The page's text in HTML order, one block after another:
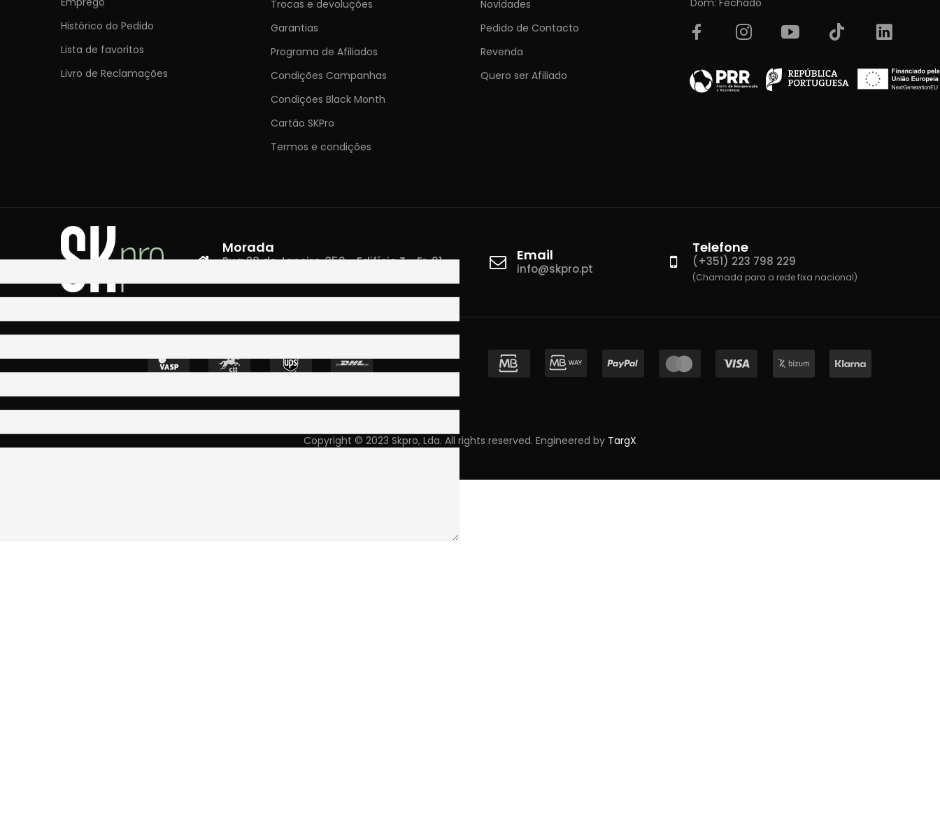
Histórico do Pedido
Lista de favoritos
Livro de Reclamações
Trocas e devoluções
Garantias
Programa de Afiliados
Condições Campanhas
Condições Black Month
Cartão SKPro
Termos e condições
Novidades
Pedido de Contacto
Revenda
Quero ser Afiliado
Morada
Rua 28 de Janeiro, 350 - Edifício T - Fr. 01
Email
info@skpro.pt
Telefone
(+351) 223 798 229
(Chamada para a rede fixa nacional)
Copyright © 2023 Skpro, Lda. All rights reserved. Engineered by TargX